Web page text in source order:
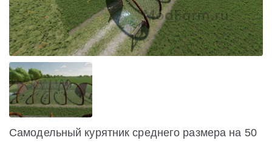
Самодельный курятник среднего размера на 50